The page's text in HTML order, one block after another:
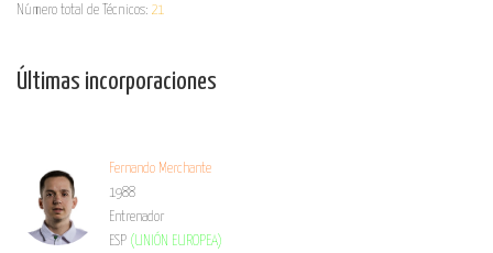
Número total de Técnicos: 21
Últimas incorporaciones
Fernando Merchante
1988
Entrenador
ESP (UNIÓN EUROPEA)